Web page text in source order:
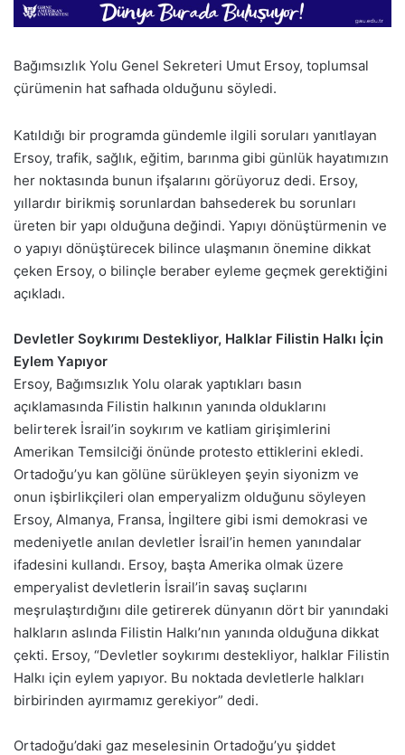
Bağımsızlık Yolu Genel Sekreteri Umut Ersoy, toplumsal
çürümenin hat safhada olduğunu söyledi.
Katıldığı bir programda gündemle ilgili soruları yanıtlayan
Ersoy, trafik, sağlık, eğitim, barınma gibi günlük hayatımızın
her noktasında bunun ifşalarını görüyoruz dedi. Ersoy,
yıllardır birikmiş sorunlardan bahsederek bu sorunları
üreten bir yapı olduğuna değindi. Yapıyı dönüştürmenin ve
o yapıyı dönüştürecek bilince ulaşmanın önemine dikkat
çeken Ersoy, o bilinçle beraber eyleme geçmek gerektiğini
açıkladı.
Devletler Soykırımı Destekliyor, Halklar Filistin Halkı İçin
Eylem Yapıyor
Ersoy, Bağımsızlık Yolu olarak yaptıkları basın
açıklamasında Filistin halkının yanında olduklarını
belirterek İsrail’in soykırım ve katliam girişimlerini
Amerikan Temsilciği önünde protesto ettiklerini ekledi.
Ortadoğu’yu kan gölüne sürükleyen şeyin siyonizm ve
onun işbirlikçileri olan emperyalizm olduğunu söyleyen
Ersoy, Almanya, Fransa, İngiltere gibi ismi demokrasi ve
medeniyetle anılan devletler İsrail’in hemen yanındalar
ifadesini kullandı. Ersoy, başta Amerika olmak üzere
emperyalist devletlerin İsrail’in savaş suçlarını
meşrulaştırdığını dile getirerek dünyanın dört bir yanındaki
halkların aslında Filistin Halkı’nın yanında olduğuna dikkat
çekti. Ersoy, “Devletler soykırımı destekliyor, halklar Filistin
Halkı için eylem yapıyor. Bu noktada devletlerle halkları
birbirinden ayırmamız gerekiyor” dedi.
Ortadoğu’daki gaz meselesinin Ortadoğu’yu şiddet